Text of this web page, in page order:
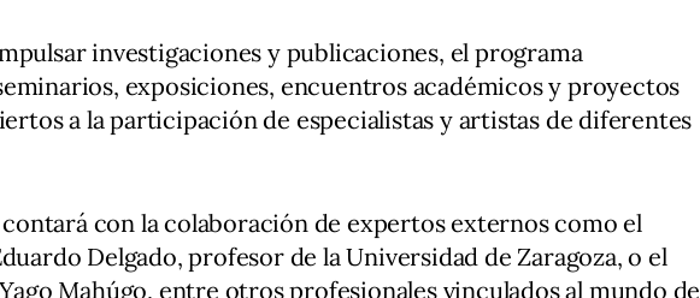
investigaciones y publicaciones, el programa
exposiciones, encuentros académicos y proyectos
a la participación de especialistas y artistas de diferentes
con la colaboración de expertos externos como el
Delgado, profesor de la Universidad de Zaragoza, o el
Mahúgo, entre otros profesionales vinculados al mundo de